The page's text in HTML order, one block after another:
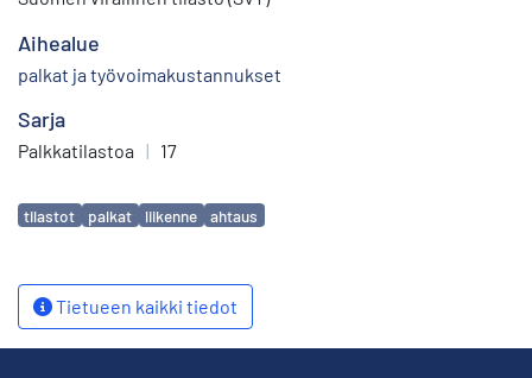
Aihealue
palkat ja työvoimakustannukset
Sarja
Palkkatilastoa | 17
Avainsanat
tilastot palkat liikenne ahtaus
Tietueen kaikki tiedot